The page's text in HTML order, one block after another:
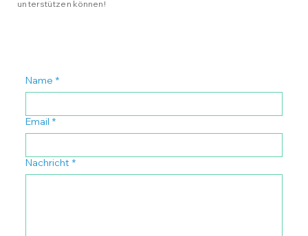
unterstützen können!
Name *
Email *
Nachricht *